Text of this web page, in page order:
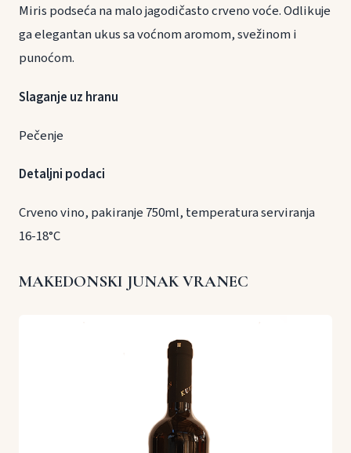
Miris podseća na malo jagodičasto crveno voće. Odlikuje
ga elegantan ukus sa voćnom aromom, svežinom i
punoćom.
Slaganje uz hranu
Pečenje
Detaljni podaci
Crveno vino, pakiranje 750ml, temperatura serviranja
16-18°C
MAKEDONSKI JUNAK VRANEC